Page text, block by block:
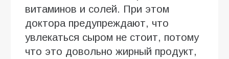
витаминов и солей. При этом
доктора предупреждают, что
увлекаться сыром не стоит, потому
что это довольно жирный продукт,